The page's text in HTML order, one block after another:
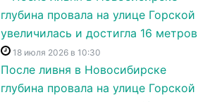
18 июля 2026 в 10:30
После ливня в Новосибирске
глубина провала на улице Горской